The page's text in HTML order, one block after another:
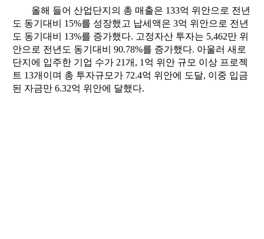
올해 들어 산업단지의 총 매출은 133억 위안으로 전년
도 동기대비 15%를 성장했고 납세액은 3억 위안으로 전년
도 동기대비 13%를 증가했다. 고정자산 투자는 5,462만 위
안으로 전년도 동기대비 90.78%를 증가했다. 아울러 새로
단지에 입주한 기업 수가 21개, 1억 위안 규모 이상 프로젝
트 13개이며 총 투자규모가 72.4억 위안에 도달, 이중 입금
된 자금만 6.32억 위안에 달했다.